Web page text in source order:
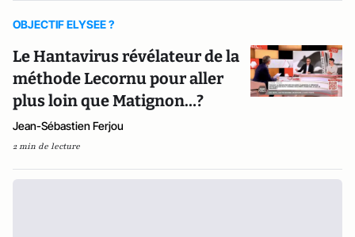
OBJECTIF ELYSEE ?
Le Hantavirus révélateur de la
méthode Lecornu pour aller
plus loin que Matignon…?
Jean-Sébastien Ferjou
2 min de lecture